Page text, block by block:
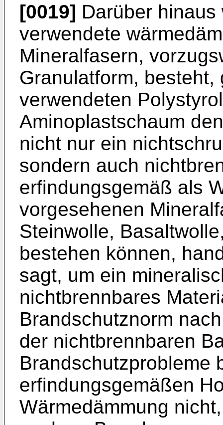
[0019] Darüber
verwendete
Mineralfasern,
Granulatform,
verwendeten
Aminoplastschaum
nicht nur ein
sondern auch
erfindungsgemäß als
vorgesehenen
Steinwolle,
bestehen können,
sagt, um ein
nichtbrennbares
Brandschutznorm
der nichtbrennbaren
Brandschutzprobleme
erfindungsgemäßen
Wärmedämmung